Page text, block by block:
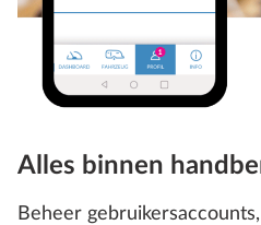
Alles binnen
Beheer